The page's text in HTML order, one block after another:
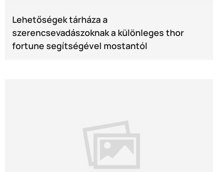
Lehetőségek tárháza a
szerencsevadászoknak a különleges thor
fortune segítségével mostantól